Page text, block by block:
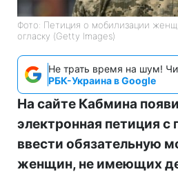
Фото: Петиция о мобилизации
огласку (Getty Images)
Не трать время на шум!
РБК-Украина в Google
На сайте Кабмина
электронная петиция
ввести обязательную
женщин, не имеющих